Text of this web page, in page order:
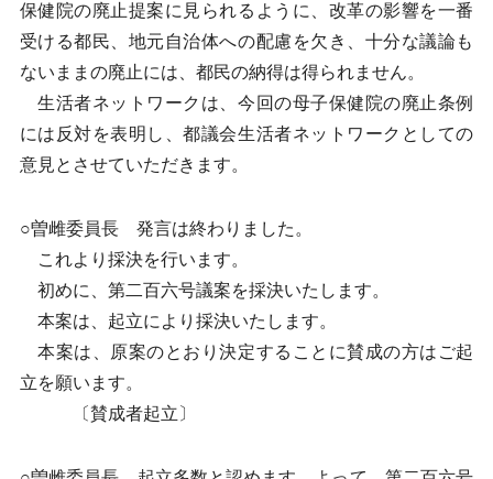
保健院の廃止提案に見られるように、改革の影響を一番
受ける都民、地元自治体への配慮を欠き、十分な議論も
ないままの廃止には、都民の納得は得られません。
生活者ネットワークは、今回の母子保健院の廃止条例
には反対を表明し、都議会生活者ネットワークとしての
意見とさせていただきます。
○曽雌委員長 発言は終わりました。
これより採決を行います。
初めに、第二百六号議案を採決いたします。
本案は、起立により採決いたします。
本案は、原案のとおり決定することに賛成の方はご起
立を願います。
〔賛成者起立〕